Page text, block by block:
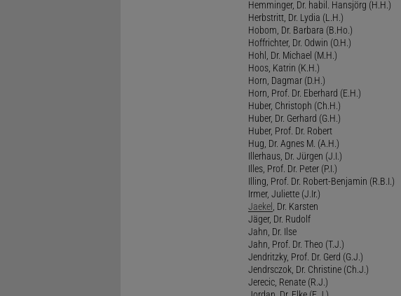
Hemminger, Dr. habil. Hansjörg (H.H.)
Herbstritt, Dr. Lydia (L.H.)
Hobom, Dr. Barbara (B.Ho.)
Hoffrichter, Dr. Odwin (O.H.)
Hohl, Dr. Michael (M.H.)
Hoos, Katrin (K.H.)
Horn, Dagmar (D.H.)
Horn, Prof. Dr. Eberhard (E.H.)
Huber, Christoph (Ch.H.)
Huber, Dr. Gerhard (G.H.)
Huber, Prof. Dr. Robert
Hug, Dr. Agnes M. (A.H.)
Illerhaus, Dr. Jürgen (J.I.)
Illes, Prof. Dr. Peter (P.I.)
Illing, Prof. Dr. Robert-Benjamin (R.B.I.)
Irmer, Juliette (J.Ir.)
Jaekel , Dr. Karsten
Jäger, Dr. Rudolf
Jahn, Dr. Ilse
Jahn, Prof. Dr. Theo (T.J.)
Jendritzky, Prof. Dr. Gerd (G.J.)
Jendrsczok, Dr. Christine (Ch.J.)
Jerecic, Renate (R.J.)